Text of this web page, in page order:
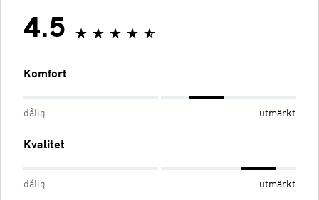
4.5
Komfort
dålig utmärkt
Kvalitet
dålig utmärkt